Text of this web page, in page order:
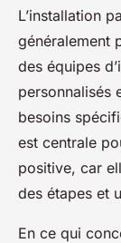
L’installation
généralement
des équipes
personnalisés
besoins
est centrale
positive, car
des étapes et
En ce qui